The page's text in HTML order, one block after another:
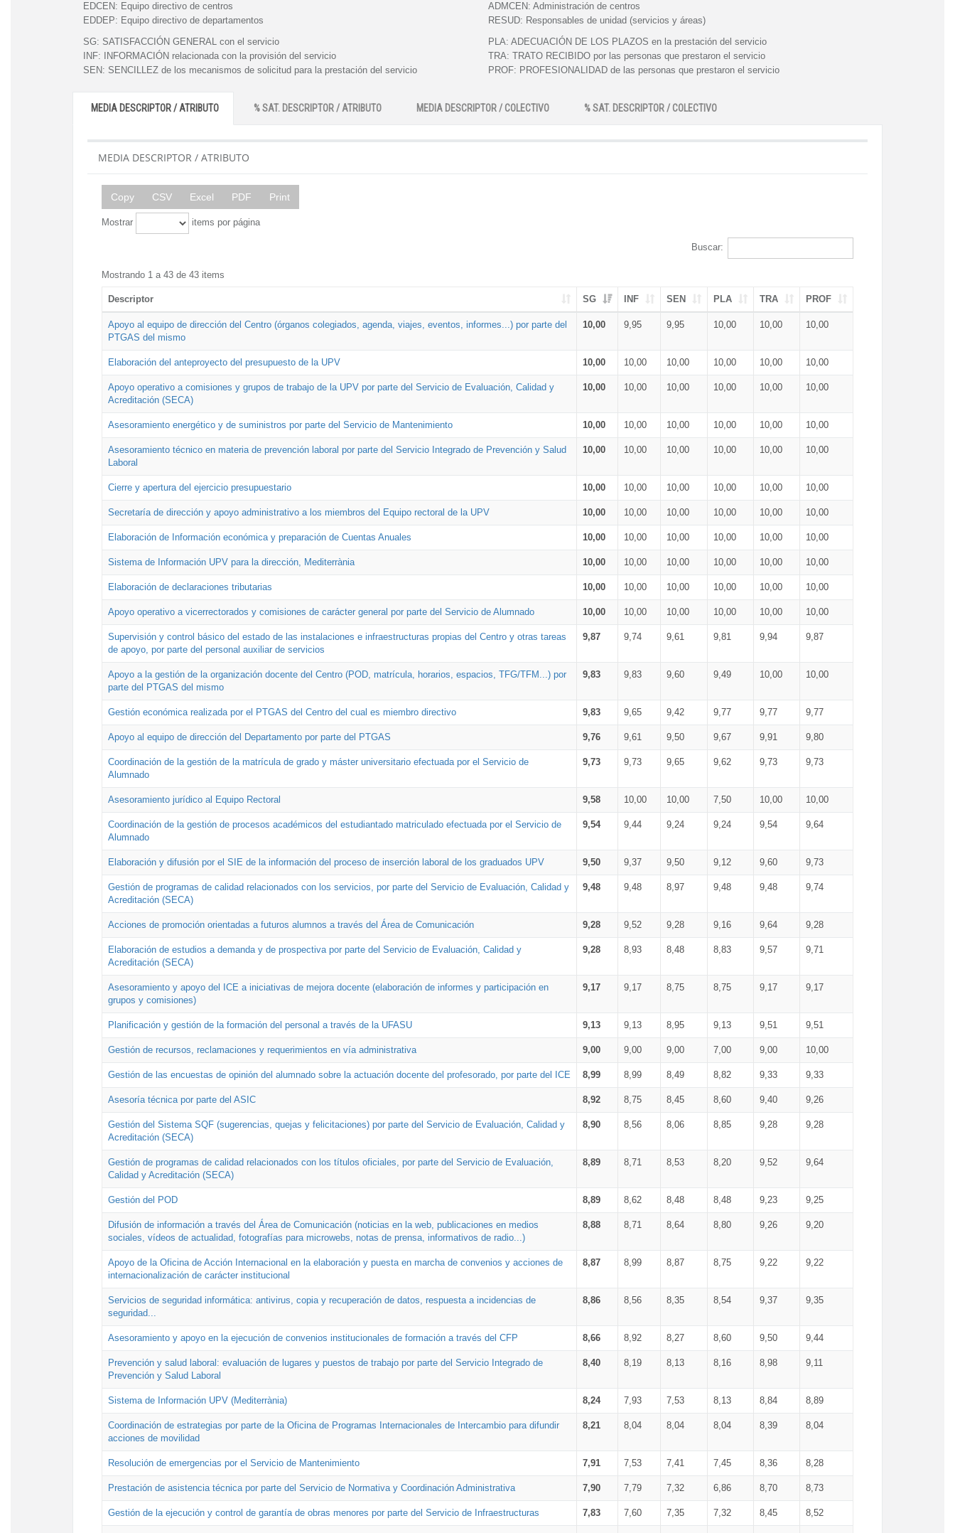
EDCEN: Equipo directivo de centros
EDDEP: Equipo directivo de departamentos
ADMCEN: Administración de centros
RESUD: Responsables de unidad (servicios y áreas)
SG: SATISFACCIÓN GENERAL con el servicio
INF:
INFORMACIÓN relacionada con la provisión del servicio
SEN: SENCILLEZ de los mecanismos de solicitud para la prestación del servicio
PLA: ADECUACIÓN DE LOS PLAZOS en la prestación del servicio
TRA: TRATO RECIBIDO por las personas que prestaron el servicio
PROF: PROFESIONALIDAD de las personas que prestaron el servicio
MEDIA DESCRIPTOR / ATRIBUTO % SAT. DESCRIPTOR / ATRIBUTO MEDIA DESCRIPTOR / COLECTIVO % SAT. DESCRIPTOR / COLECTIVO
MEDIA DESCRIPTOR / ATRIBUTO
Copy CSV Excel PDF Print
Mostrar items por página
Buscar:
Mostrando 1 a 43 de 43 items
Descriptor SG INF SEN PLA TRA PROF
Apoyo al equipo de dirección del Centro (órganos colegiados, agenda, viajes, eventos, informes...) por parte del
PTGAS del mismo
10,00 9,95 9,95 10,00 10,00 10,00
Elaboración del anteproyecto del presupuesto de la UPV 10,00 10,00 10,00 10,00 10,00 10,00
Apoyo operativo a comisiones y grupos de trabajo de la UPV por parte del Servicio de Evaluación, Calidad y
Acreditación (SECA)
10,00 10,00 10,00 10,00 10,00 10,00
Asesoramiento energético y de suministros por parte del Servicio de Mantenimiento 10,00 10,00 10,00 10,00 10,00 10,00
Asesoramiento técnico en materia de prevención laboral por parte del Servicio Integrado de Prevención y Salud
Laboral
10,00 10,00 10,00 10,00 10,00 10,00
Cierre y apertura del ejercicio presupuestario 10,00 10,00 10,00 10,00 10,00 10,00
Secretaría de dirección y apoyo administrativo a los miembros del Equipo rectoral de la UPV 10,00 10,00 10,00 10,00 10,00 10,00
Elaboración de Información económica y preparación de Cuentas Anuales 10,00 10,00 10,00 10,00 10,00 10,00
Sistema de Información UPV para la dirección, Mediterrània 10,00 10,00 10,00 10,00 10,00 10,00
Elaboración de declaraciones tributarias 10,00 10,00 10,00 10,00 10,00 10,00
Apoyo operativo a vicerrectorados y comisiones de carácter general por parte del Servicio de Alumnado 10,00 10,00 10,00 10,00 10,00 10,00
Supervisión y control básico del estado de las instalaciones e infraestructuras propias del Centro y otras tareas
de apoyo, por parte del personal auxiliar de servicios
9,87 9,74 9,61 9,81 9,94 9,87
Apoyo a la gestión de la organización docente del Centro (POD, matrícula, horarios, espacios, TFG/TFM...) por
parte del PTGAS del mismo
9,83 9,83 9,60 9,49 10,00 10,00
Gestión económica realizada por el PTGAS del Centro del cual es miembro directivo 9,83 9,65 9,42 9,77 9,77 9,77
Apoyo al equipo de dirección del Departamento por parte del PTGAS 9,76 9,61 9,50 9,67 9,91 9,80
Coordinación de la gestión de la matrícula de grado y máster universitario efectuada por el Servicio de
Alumnado
9,73 9,73 9,65 9,62 9,73 9,73
Asesoramiento jurídico al Equipo Rectoral 9,58 10,00 10,00 7,50 10,00 10,00
Coordinación de la gestión de procesos académicos del estudiantado matriculado efectuada por el Servicio de
Alumnado
9,54 9,44 9,24 9,24 9,54 9,64
Elaboración y difusión por el SIE de la información del proceso de inserción laboral de los graduados UPV 9,50 9,37 9,50 9,12 9,60 9,73
Gestión de programas de calidad relacionados con los servicios, por parte del Servicio de Evaluación, Calidad y
Acreditación (SECA)
9,48 9,48 8,97 9,48 9,48 9,74
Acciones de promoción orientadas a futuros alumnos a través del Área de Comunicación 9,28 9,52 9,28 9,16 9,64 9,28
Elaboración de estudios a demanda y de prospectiva por parte del Servicio de Evaluación, Calidad y
Acreditación (SECA)
9,28 8,93 8,48 8,83 9,57 9,71
Asesoramiento y apoyo del ICE a iniciativas de mejora docente (elaboración de informes y participación en
grupos y comisiones)
9,17 9,17 8,75 8,75 9,17 9,17
Planificación y gestión de la formación del personal a través de la UFASU 9,13 9,13 8,95 9,13 9,51 9,51
Gestión de recursos, reclamaciones y requerimientos en vía administrativa 9,00 9,00 9,00 7,00 9,00 10,00
Gestión de las encuestas de opinión del alumnado sobre la actuación docente del profesorado, por parte del ICE 8,99 8,99 8,49 8,82 9,33 9,33
Asesoría técnica por parte del ASIC 8,92 8,75 8,45 8,60 9,40 9,26
Gestión del Sistema SQF (sugerencias, quejas y felicitaciones) por parte del Servicio de Evaluación, Calidad y
Acreditación (SECA)
8,90 8,56 8,06 8,85 9,28 9,28
Gestión de programas de calidad relacionados con los títulos oficiales, por parte del Servicio de Evaluación,
Calidad y Acreditación (SECA)
8,89 8,71 8,53 8,20 9,52 9,64
Gestión del POD 8,89 8,62 8,48 8,48 9,23 9,25
Difusión de información a través del Área de Comunicación (noticias en la web, publicaciones en medios
sociales, vídeos de actualidad, fotografías para microwebs, notas de prensa, informativos de radio...)
8,88 8,71 8,64 8,80 9,26 9,20
Apoyo de la Oficina de Acción Internacional en la elaboración y puesta en marcha de convenios y acciones de
internacionalización de carácter institucional
8,87 8,99 8,87 8,75 9,22 9,22
Servicios de seguridad informática: antivirus, copia y recuperación de datos, respuesta a incidencias de
seguridad...
8,86 8,56 8,35 8,54 9,37 9,35
Asesoramiento y apoyo en la ejecución de convenios institucionales de formación a través del CFP 8,66 8,92 8,27 8,60 9,50 9,44
Prevención y salud laboral: evaluación de lugares y puestos de trabajo por parte del Servicio Integrado de
Prevención y Salud Laboral
8,40 8,19 8,13 8,16 8,98 9,11
Sistema de Información UPV (Mediterrània) 8,24 7,93 7,53 8,13 8,84 8,89
Coordinación de estrategias por parte de la Oficina de Programas Internacionales de Intercambio para difundir
acciones de movilidad
8,21 8,04 8,04 8,04 8,39 8,04
Resolución de emergencias por el Servicio de Mantenimiento 7,91 7,53 7,41 7,45 8,36 8,28
Prestación de asistencia técnica por parte del Servicio de Normativa y Coordinación Administrativa 7,90 7,79 7,32 6,86 8,70 8,73
Gestión de la ejecución y control de garantía de obras menores por parte del Servicio de Infraestructuras 7,83 7,60 7,35 7,32 8,45 8,52